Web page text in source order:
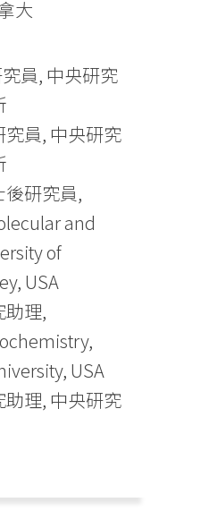
大
員, 中央研究
員, 中央研究
研究員,
and
of
USA
理,
USA
理, 中央研究